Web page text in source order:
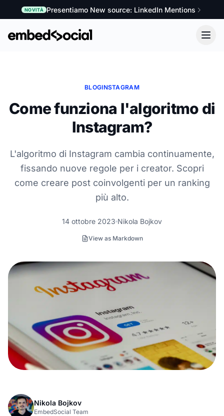
NOVITÀ Presentiamo New source: LinkedIn Mentions
BLOGINSTAGRAM
Come funziona l'algoritmo di
Instagram?
L'algoritmo di Instagram cambia continuamente,
fissando nuove regole per i creator. Scopri
come creare post coinvolgenti per un ranking
più alto.
14 ottobre 2023 Nikola Bojkov
View as Markdown
Nikola Bojkov
EmbedSocial Team